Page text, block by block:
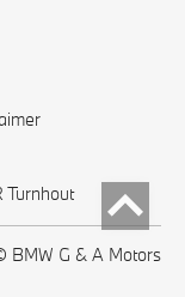
Turnhout
BMW G & A Motors